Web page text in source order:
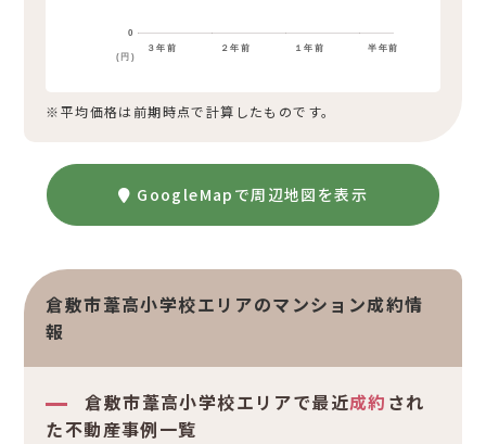
３年前 ２年前 １年前 半年前
0
(円)
※平均価格は前期時点で計算したものです。
GoogleMapで周辺地図を表示
倉敷市葦高小学校エリアのマンション成約情
報
倉敷市葦高小学校エリアで最近成約 され
た不動産事例一覧